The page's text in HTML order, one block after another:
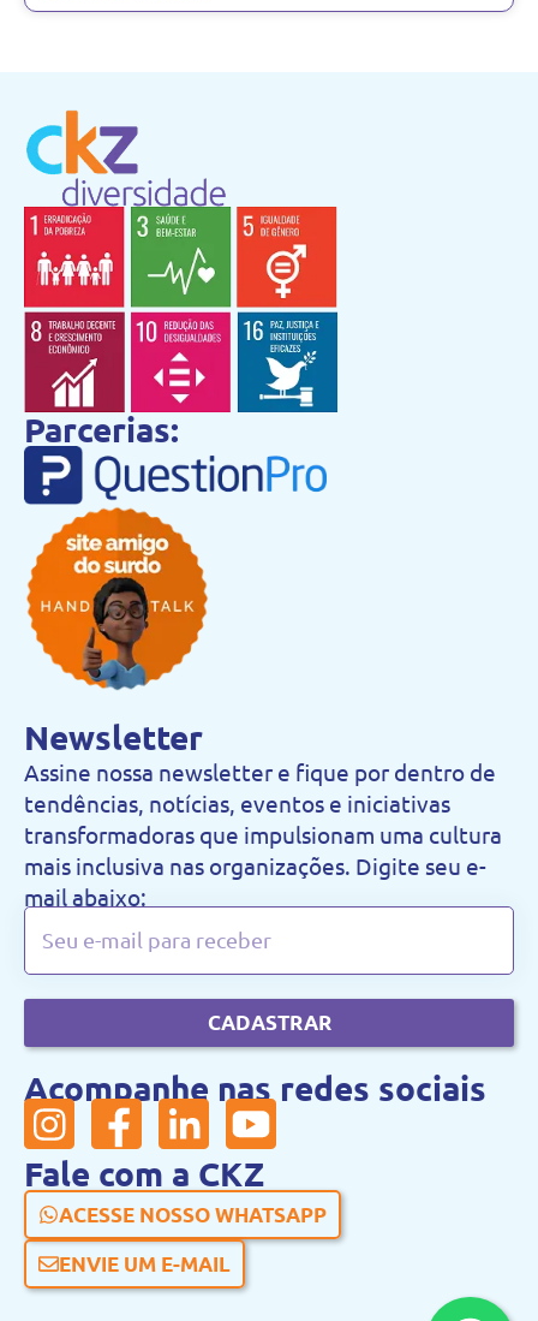
Parcerias:
Newsletter
Assine nossa newsletter e fique por dentro de
tendências, notícias, eventos e iniciativas
transformadoras que impulsionam uma cultura
mais inclusiva nas organizações. Digite seu e-
mail abaixo:
CADASTRAR
Acompanhe nas redes sociais
Fale com a CKZ
ACESSE NOSSO WHATSAPP
ENVIE UM E-MAIL